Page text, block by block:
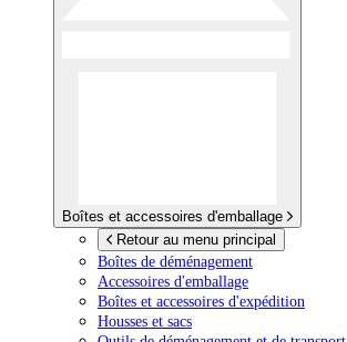
Boîtes et accessoires d'emballage
Retour au menu principal
Boîtes de déménagement
Accessoires d'emballage
Boîtes et accessoires d'expédition
Housses et sacs